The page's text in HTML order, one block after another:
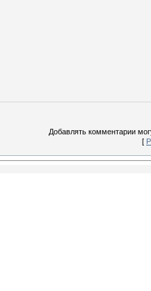
Добавлять комментарии
[